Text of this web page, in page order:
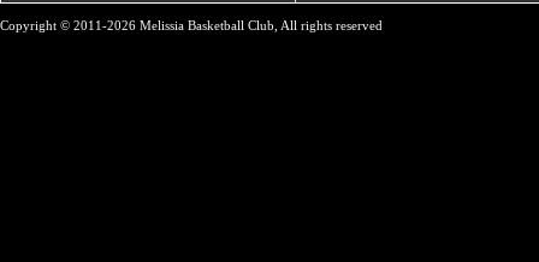
Copyright © 2011-2026 Melissia Basketball Club, All rights reserved